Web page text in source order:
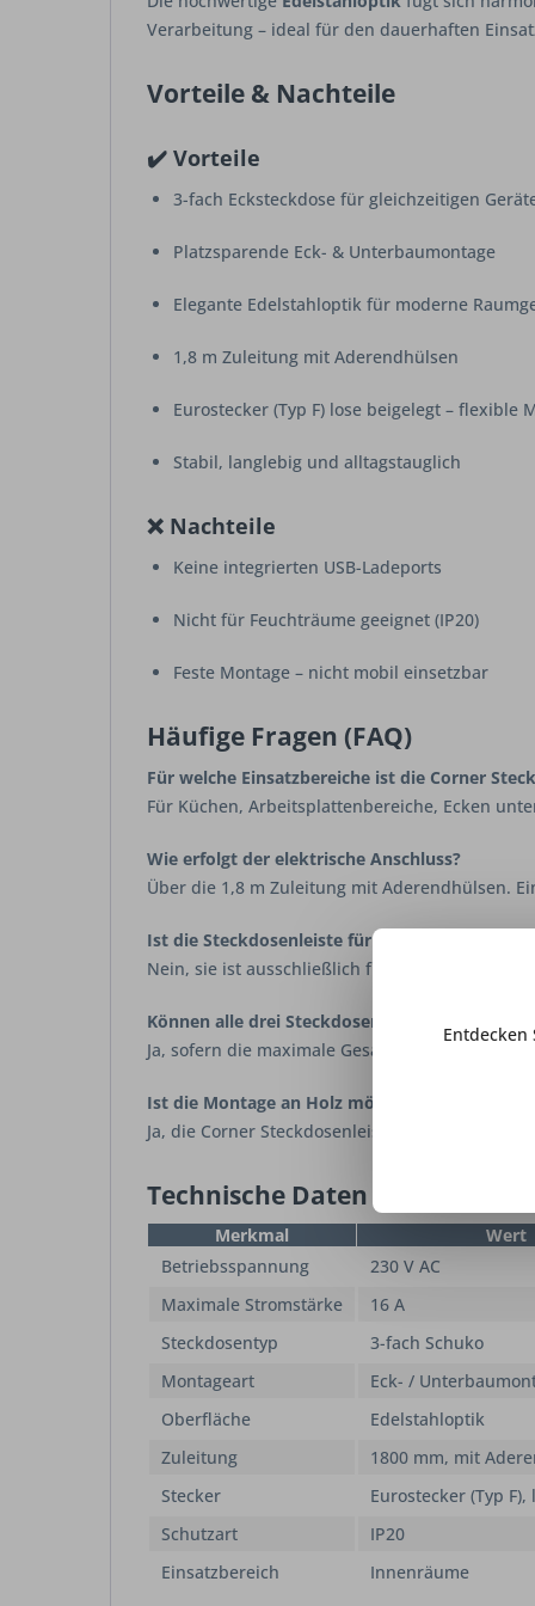
Verarbeitung – ideal für den dauerhaften
Vorteile & Nachteile
✔️ Vorteile
3-fach Ecksteckdose für gleichzeitigen
Platzsparende Eck- & Unterbaumontage
Elegante Edelstahloptik für moderne
1,8 m Zuleitung mit Aderendhülsen
Eurostecker (Typ F) lose beigelegt – flexible
Stabil, langlebig und alltagstauglich
❌ Nachteile
Keine integrierten USB-Ladeports
Nicht für Feuchträume geeignet (IP20)
Feste Montage – nicht mobil einsetzbar
Häufige Fragen (FAQ)
Für welche Einsatzbereiche ist die Corner
Für Küchen, Arbeitsplattenbereiche, Ecken
Wie erfolgt der elektrische Anschluss?
Über die 1,8 m Zuleitung mit Aderendhülsen.
Ist die Steckdosenleiste für Feuchträume
Nein, sie ist ausschließlich für geschützte
Können alle drei Steckdosen gleichzeitig
Ja, sofern die maximale Gesamtbelastung von
Ist die Montage an Holz möglich?
Ja, die Corner Steckdosenleiste ist für die
Technische Daten
Merkmal
Wert
Betriebsspannung
230 V AC
Maximale Stromstärke
16 A
Steckdosentyp
3-fach Schuko
Montageart
Eck- /
Oberfläche
Edelstahloptik
Zuleitung
1800 mm, mit
Stecker
Eurostecker (Typ
Schutzart
IP20
Einsatzbereich
Innenräume
Entdecken